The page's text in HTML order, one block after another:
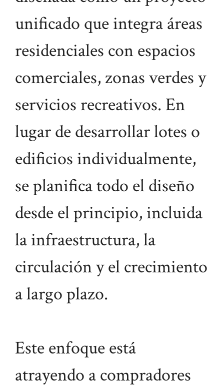
unificado que integra áreas
residenciales con espacios
comerciales, zonas verdes y
servicios recreativos. En
lugar de desarrollar lotes o
edificios individualmente,
se planifica todo el diseño
desde el principio, incluida
la infraestructura, la
circulación y el crecimiento
a largo plazo.
Este enfoque está
atrayendo a compradores